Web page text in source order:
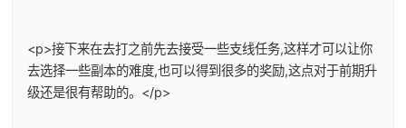
<p>接下来在去打之前先去接受一些支线任务,这样才可以让你
去选择一些副本的难度,也可以得到很多的奖励,这点对于前期升
级还是很有帮助的。</p>